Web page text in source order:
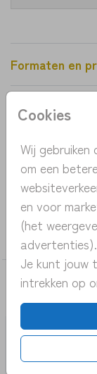
Cookies
Wij gebruiken
om een
en voor
(het
advertenties).
Je kunt jouw
intrekken op
Formaten en
OMSCHRIJVING
COLLECTIE
meisje
DEZE
LEUK